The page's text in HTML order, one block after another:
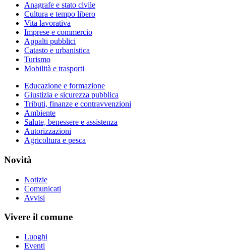
Anagrafe e stato civile
Cultura e tempo libero
Vita lavorativa
Imprese e commercio
Appalti pubblici
Catasto e urbanistica
Turismo
Mobilità e trasporti
Educazione e formazione
Giustizia e sicurezza pubblica
Tributi, finanze e contravvenzioni
Ambiente
Salute, benessere e assistenza
Autorizzazioni
Agricoltura e pesca
Novità
Notizie
Comunicati
Avvisi
Vivere il comune
Luoghi
Eventi